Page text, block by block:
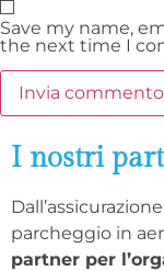
Save my name,
the next time I
I nostri
parcheggio in
partner per